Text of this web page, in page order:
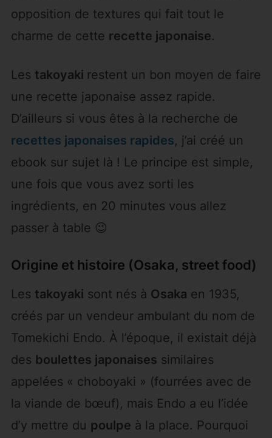
opposition de textures qui fait tout le
charme de cette recette japonaise.
Les takoyaki restent un bon moyen de faire
une recette japonaise assez rapide.
D’ailleurs si vous êtes à la recherche de
recettes japonaises rapides, j’ai créé un
ebook sur sujet là ! Le principe est simple,
une fois que vous avez sorti les
ingrédients, en 20 minutes vous allez
passer à table 😉
Origine et histoire (Osaka, street food)
Les takoyaki sont nés à Osaka en 1935,
créés par un vendeur ambulant du nom de
Tomekichi Endo. À l’époque, il existait déjà
des boulettes japonaises similaires
appelées « choboyaki » (fourrées avec de
la viande de bœuf), mais Endo a eu l’idée
d’y mettre du poulpe à la place. Pourquoi